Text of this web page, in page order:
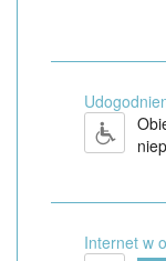
Internet w